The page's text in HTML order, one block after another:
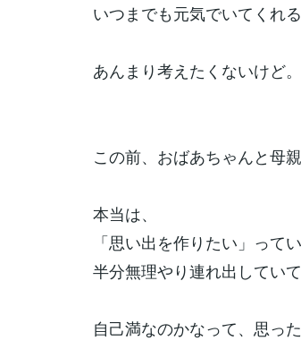
いつまでも元気でいてくれ
あんまり考えたくないけど。
この前、おばあちゃんと母
本当は、
「思い出を作りたい」って
半分無理やり連れ出していて
自己満なのかなって、思った